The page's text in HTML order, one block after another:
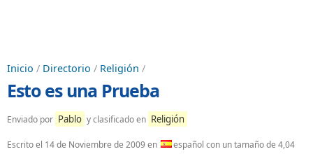
Inicio / Directorio / Religión /
Esto es una Prueba
Enviado por Pablo y clasificado en Religión
Escrito el 14 de Noviembre de 2009en español con un tamaño de 4,04